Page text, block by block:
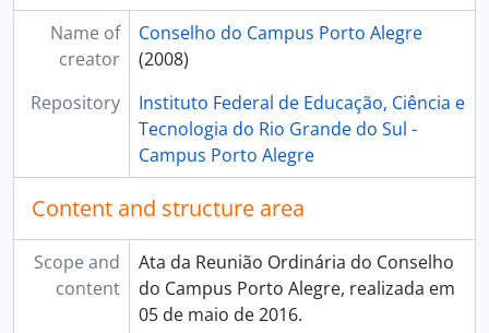
Name of
creator
Conselho do Campus Porto Alegre
(2008)
Repository
Instituto Federal de Educação, Ciência e
Tecnologia do Rio Grande do Sul -
Campus Porto Alegre
Content and structure area
Scope and
content
Ata da Reunião Ordinária do Conselho
do Campus Porto Alegre, realizada em
05 de maio de 2016.